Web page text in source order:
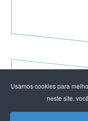
Usamos cookies para
neste site,
VIVA MARIA